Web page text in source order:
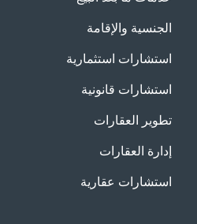
الجنسية والإقامة
استشارات استثمارية
استشارات قانونية
تطوير العقارات
إدارة العقارات
استشارات عقارية